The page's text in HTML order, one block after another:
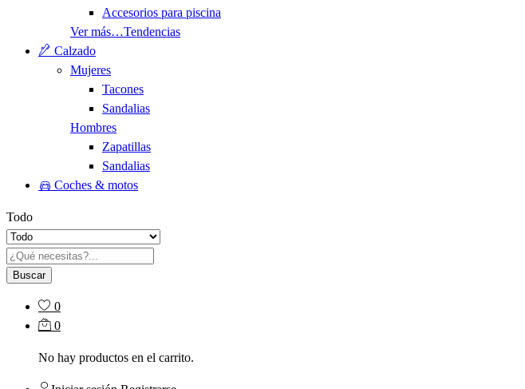
Accesorios para piscina
Ver más…Tendencias
Calzado
Mujeres
Tacones
Sandalias
Hombres
Zapatillas
Sandalias
Coches & motos
Todo
Buscar
0
0
No hay productos en el carrito.